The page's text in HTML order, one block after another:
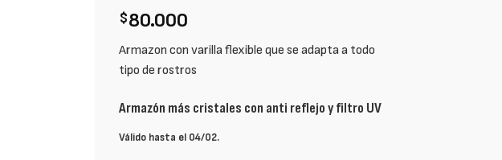
$80.000
Armazon con varilla flexible que se adapta a todo
tipo de rostros
Armazón más cristales con anti reflejo y filtro UV
Válido hasta el 04/02.